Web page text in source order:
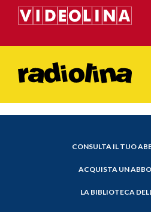
CONSULTA IL TUO
ACQUISTA UN
LA BIBLIOTECA